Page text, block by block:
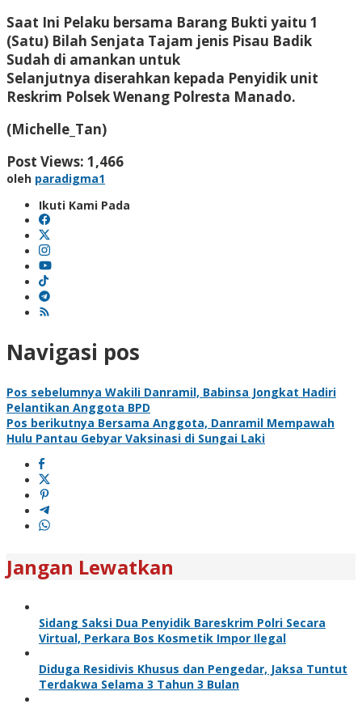
Saat Ini Pelaku bersama Barang Bukti yaitu 1
(Satu) Bilah Senjata Tajam jenis Pisau Badik
Sudah di amankan untuk
Selanjutnya diserahkan kepada Penyidik unit
Reskrim Polsek Wenang Polresta Manado.
(Michelle_Tan)
Post Views: 1,466
oleh paradigma1
Ikuti Kami Pada
Navigasi pos
Pos sebelumnya Wakili Danramil, Babinsa Jongkat Hadiri
Pelantikan Anggota BPD
Pos berikutnya Bersama Anggota, Danramil Mempawah
Hulu Pantau Gebyar Vaksinasi di Sungai Laki
Jangan Lewatkan
Sidang Saksi Dua Penyidik Bareskrim Polri Secara
Virtual, Perkara Bos Kosmetik Impor Ilegal
Diduga Residivis Khusus dan Pengedar, Jaksa Tuntut
Terdakwa Selama 3 Tahun 3 Bulan